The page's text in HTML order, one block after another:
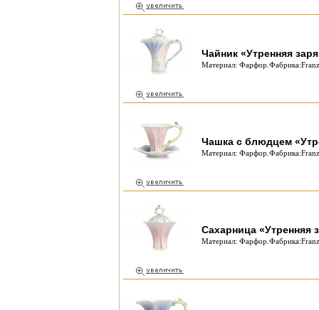
Чайник «Утренняя
Материал:
Чашка с блюдцем
Материал:
Сахарница «Утренняя
Материал: